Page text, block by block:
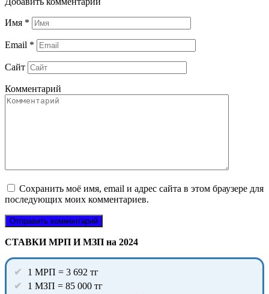
Имя *
Email *
Сайт
Комментарий
Сохранить моё имя, email и адрес сайта в этом браузере для
последующих моих комментариев.
СТАВКИ МРП И МЗП на 2024
1 МРП = 3 692 тг
1 МЗП = 85 000 тг